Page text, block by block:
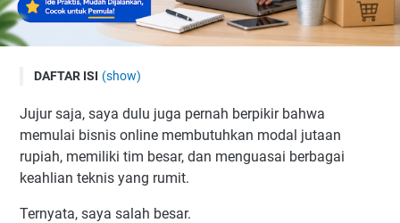
DAFTAR ISI (show)
Apa Itu Bisnis Online dan Bagaimana Cara Kerjanya?
Kesalahan Umum yang Sering Dilakukan Pemula
1. Mencoba Terlalu Banyak Sekaligus
2. Mengharapkan Hasil Instan
Jujur saja, saya dulu juga pernah berpikir bahwa
memulai bisnis online membutuhkan modal jutaan
rupiah, memiliki tim besar, dan menguasai berbagai
keahlian teknis yang rumit.
Ternyata, saya salah besar.